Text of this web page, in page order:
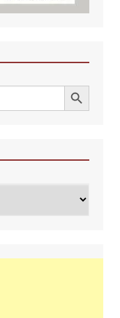
Search Button